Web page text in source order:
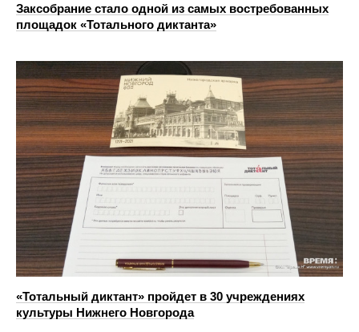
Заксобрание стало одной из самых востребованных
площадок «Тотального диктанта»
«Тотальный диктант» пройдет в 30 учреждениях
культуры Нижнего Новгорода